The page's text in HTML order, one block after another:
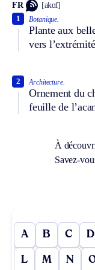
FR [akɑ̃t]
Botanique.
Plante aux
vers
1
Architecture.
Ornement du
feuille de
2
À
Savez-
A B C D
L M N